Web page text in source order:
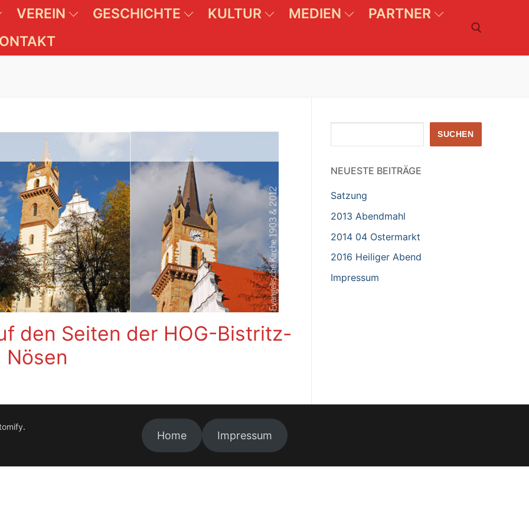
VEREIN GESCHICHTE KULTUR MEDIEN
PARTNER
den Seiten der HOG-Bistritz-
Nösen
SUCHEN
NEUESTE BEITRÄGE
Satzung
2013 Abendmahl
2014 04 Ostermarkt
2016 Heiliger Abend
Impressum
.
Home Impressum